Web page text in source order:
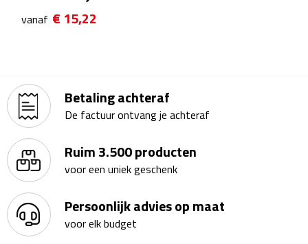
Kantoor & Zakelijk
Agenda's
Kalenders
Beurs & Evenementen
Banners
Barmatten
vanaf € 15,22
Betaling achteraf
De factuur ontvang je achteraf
Ruim 3.500 producten
voor een uniek geschenk
Persoonlijk advies op maat
voor elk budget